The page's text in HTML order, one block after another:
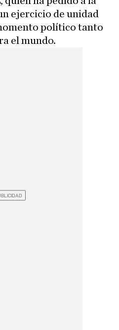
ejercicio de unidad
político tanto
el mundo.